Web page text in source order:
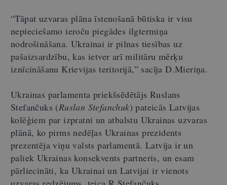
“Tāpat uzvaras plāna īstenošanā būtiska ir visu
nepieciešamo ieroču piegādes ilgtermiņa
nodrošināšana. Ukrainai ir pilnas tiesības uz
pašaizsardzību, kas ietver arī militāru mērķu
iznīcināšanu Krievijas teritorijā,” sacīja D.Mieriņa.
Ukrainas parlamenta priekšsēdētājs Ruslans
Stefančuks (Ruslan Stefanchuk) pateicās Latvijas
kolēģiem par izpratni un atbalstu Ukrainas uzvaras
plānā, ko pirms nedēļas Ukrainas prezidents
prezentēja viņu valsts parlamentā. Latvija ir un
paliek Ukrainas konsekvents partneris, un esam
pārliecināti, ka Ukrainai un Latvijai ir vienots